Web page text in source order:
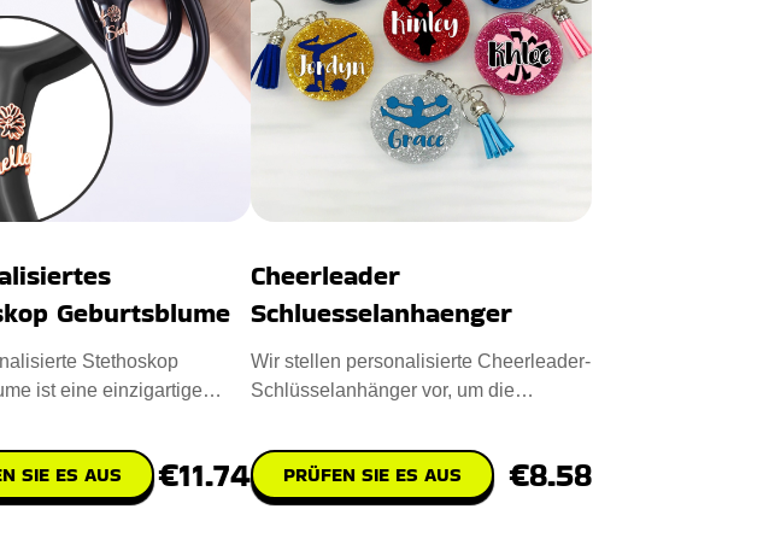
Geburtsblume
Stethoskop
ist eine einzigartige
SIE ES AUS €11.74
Cheerleader
Schluesselanhaenger
Wir stellen personalisierte Cheerleader-
Schlüsselanhänger vor, um die
PRÜFEN SIE ES AUS €8.58